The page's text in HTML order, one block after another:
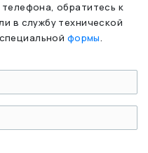
обратитесь к
в службу технической
формы.